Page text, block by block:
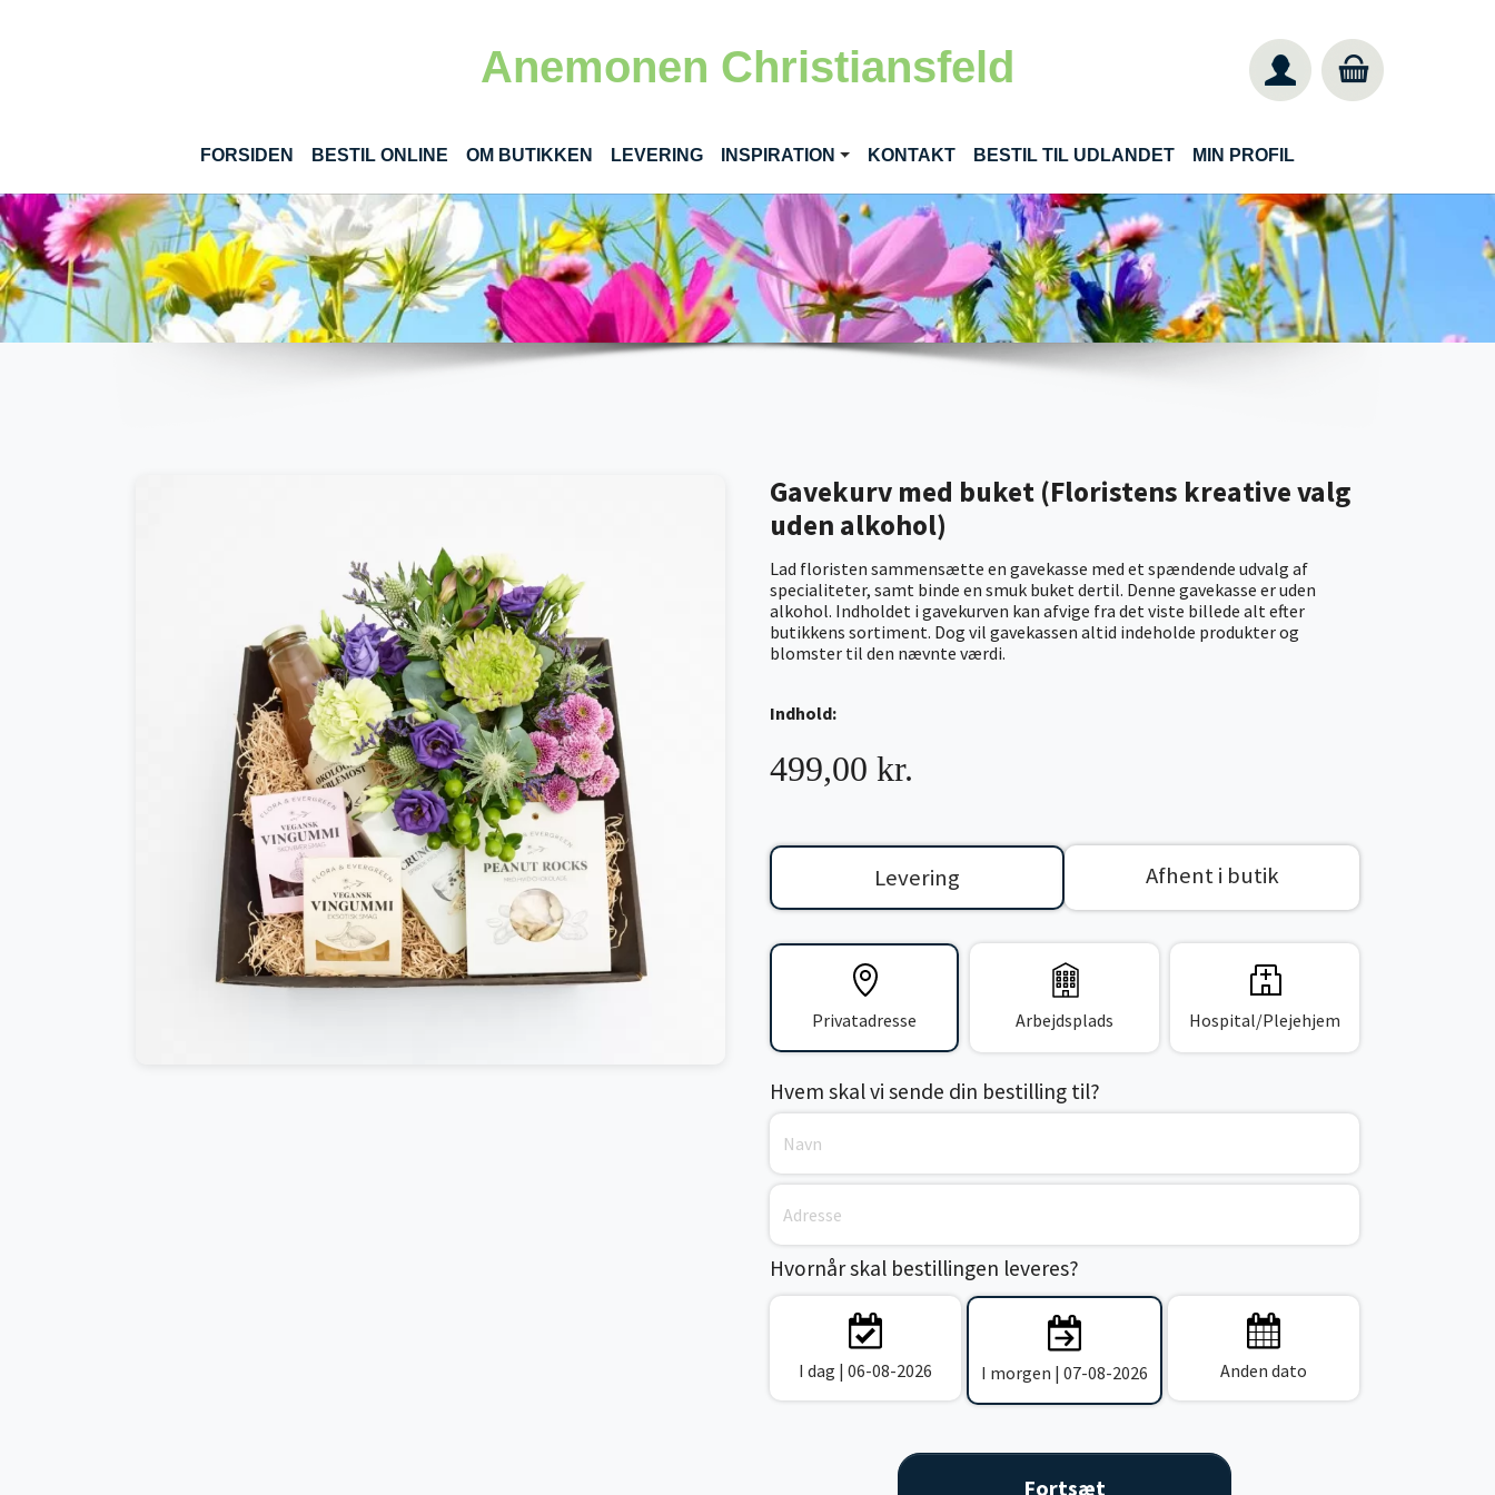
Anemonen Christiansfeld
FORSIDEN BESTIL ONLINE(CURRENT)
OM BUTIKKEN LEVERING INSPIRATION KONTAKT BESTIL TIL UDLANDET MIN PROFIL
Gavekurv med buket (Floristens kreative valg
uden alkohol)
Lad floristen sammensætte en gavekasse med et spændende udvalg af
specialiteter, samt binde en smuk buket dertil. Denne gavekasse er uden
alkohol. Indholdet i gavekurven kan afvige fra det viste billede alt efter
butikkens sortiment. Dog vil gavekassen altid indeholde produkter og
blomster til den nævnte værdi.
Indhold:
499,00 kr.
Levering Afhent i butik
Privatadresse Arbejdsplads Hospital/Plejehjem
Hvem skal vi sende din bestilling til?
Hvornår skal bestillingen leveres?
I dag | 06-08-2026 I morgen | 07-08-2026 Anden dato